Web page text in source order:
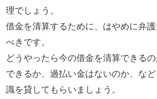
理でしょう。
借金を清算するために、はやめに弁
べきです。
どうやったら今の借金を清算できる
できるか、過払い金はないのか、な
識を貸してもらいましょう。